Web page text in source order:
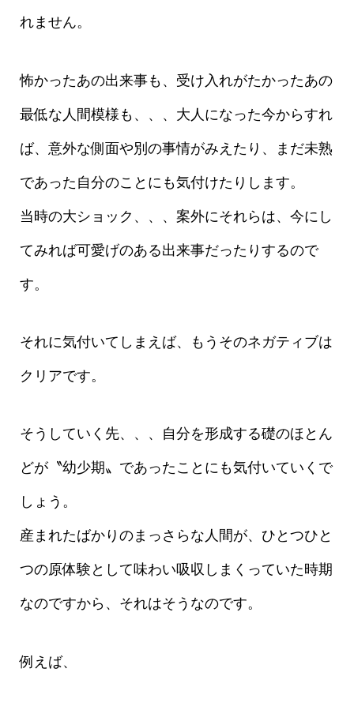
れません。
怖かったあの出来事も、受け入れがたかったあの
最低な人間模様も、、、大人になった今からすれ
ば、意外な側面や別の事情がみえたり、まだ未熟
であった自分のことにも気付けたりします。
当時の大ショック、、、案外にそれらは、今にし
てみれば可愛げのある出来事だったりするので
す。
それに気付いてしまえば、もうそのネガティブは
クリアです。
そうしていく先、、、自分を形成する礎のほとん
どが〝幼少期〟であったことにも気付いていくで
しょう。
産まれたばかりのまっさらな人間が、ひとつひと
つの原体験として味わい吸収しまくっていた時期
なのですから、それはそうなのです。
例えば、